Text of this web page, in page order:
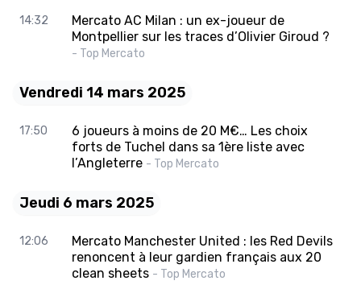
14:32
Mercato AC Milan : un ex-joueur de
Montpellier sur les traces d’Olivier Giroud ?
- Top Mercato
Vendredi 14 mars 2025
17:50
6 joueurs à moins de 20 M€… Les choix
forts de Tuchel dans sa 1ère liste avec
l’Angleterre - Top Mercato
Jeudi 6 mars 2025
12:06
Mercato Manchester United : les Red Devils
renoncent à leur gardien français aux 20
clean sheets - Top Mercato